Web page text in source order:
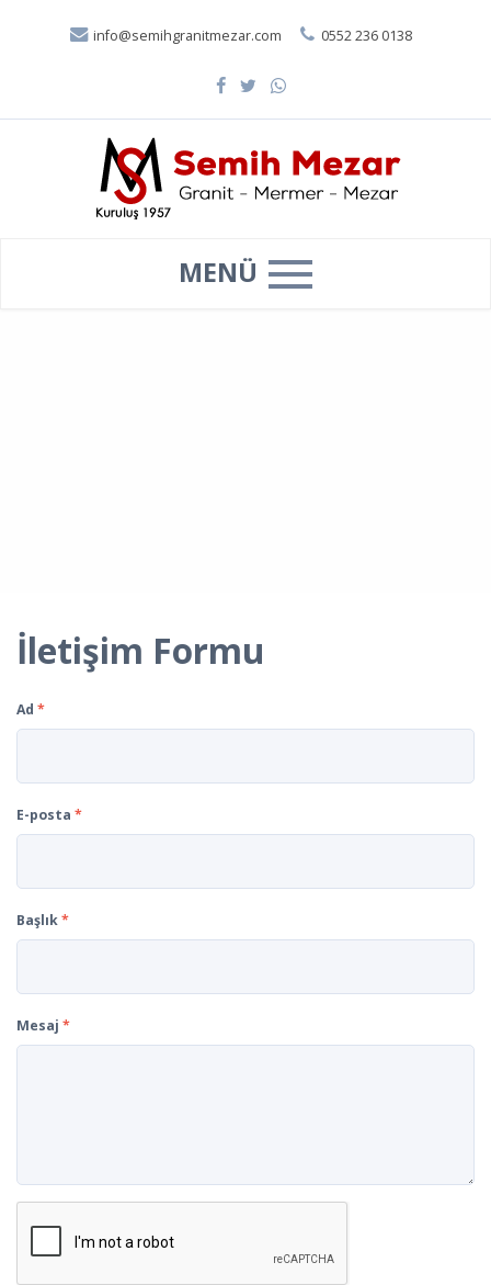
info@semihgranitmezar.com 0552 236 0138
MENÜ
İletişim Formu
Ad *
E-posta *
Başlık*
Mesaj *